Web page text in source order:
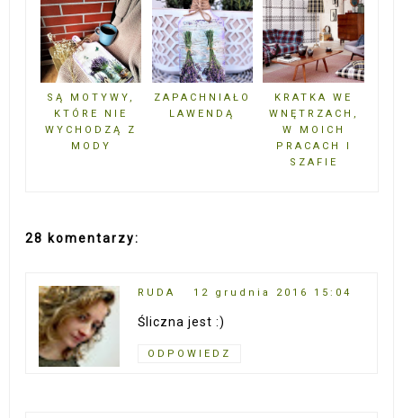
SĄ MOTYWY,
KTÓRE NIE
WYCHODZĄ Z
MODY
ZAPACHNIAŁO
LAWENDĄ
KRATKA WE
WNĘTRZACH,
W MOICH
PRACACH I
SZAFIE
28 komentarzy:
RUDA 12 grudnia 2016 15:04
Śliczna jest :)
ODPOWIEDZ